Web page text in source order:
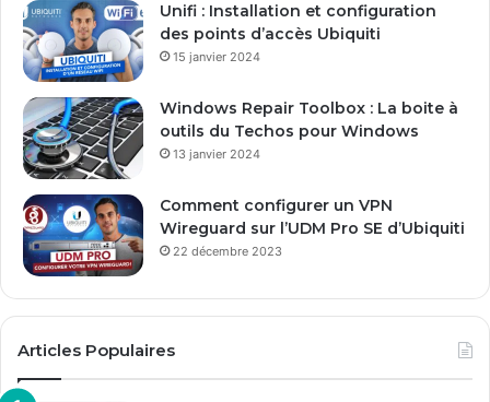
m
a
Unifi : Installation et configuration
des points d’accès Ubiquiti
15 janvier 2024
Windows Repair Toolbox : La boite à
outils du Techos pour Windows
13 janvier 2024
Comment configurer un VPN
Wireguard sur l’UDM Pro SE d’Ubiquiti
22 décembre 2023
Articles Populaires